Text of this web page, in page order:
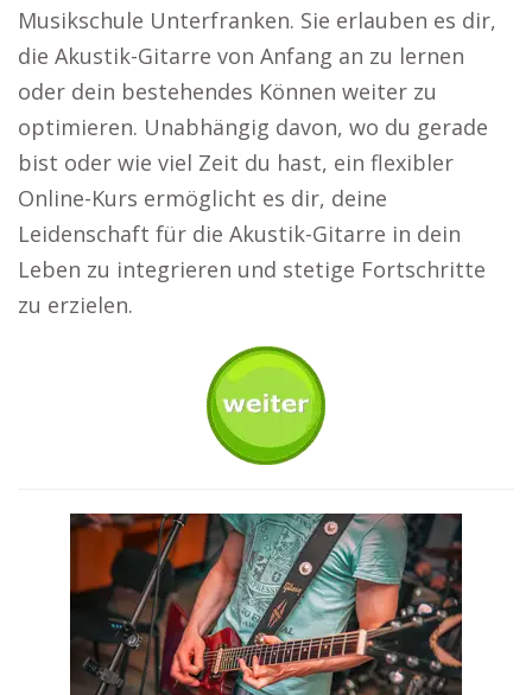
Musikschule Unterfranken. Sie erlauben es dir,
die Akustik-Gitarre von Anfang an zu lernen
oder dein bestehendes Können weiter zu
optimieren. Unabhängig davon, wo du gerade
bist oder wie viel Zeit du hast, ein flexibler
Online-Kurs ermöglicht es dir, deine
Leidenschaft für die Akustik-Gitarre in dein
Leben zu integrieren und stetige Fortschritte
zu erzielen.